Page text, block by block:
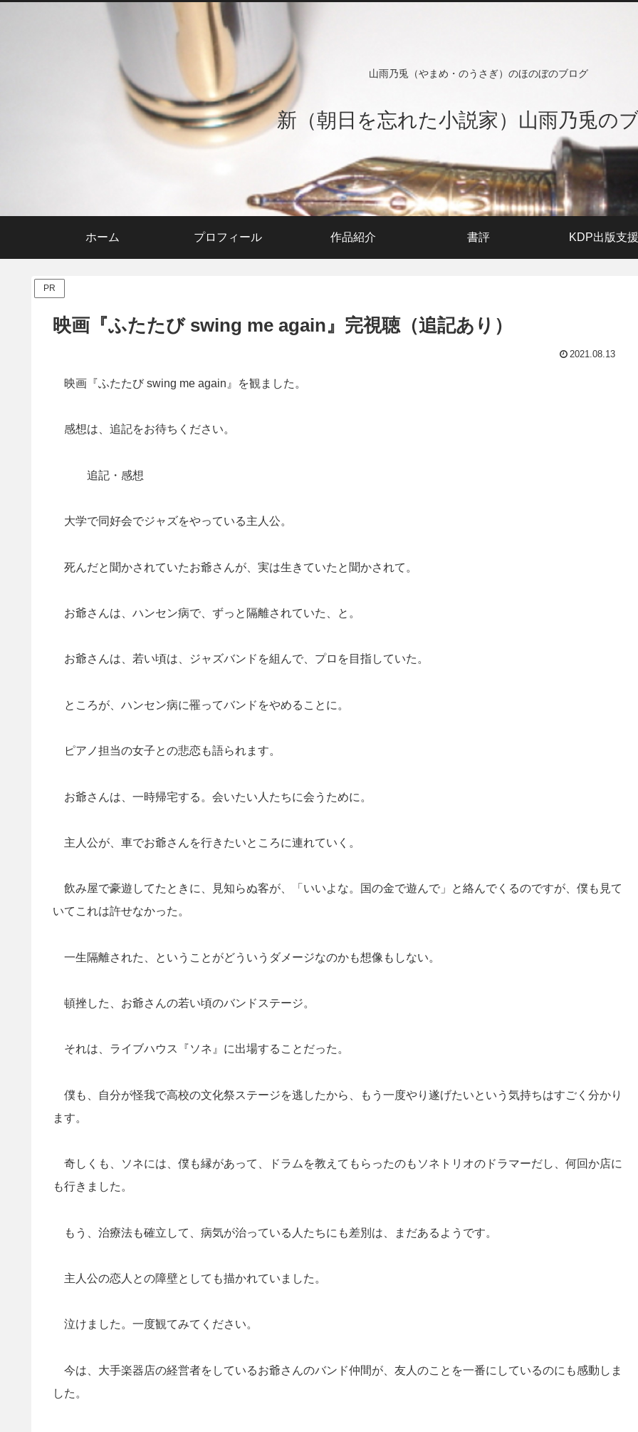
山雨乃兎（やまめ・のうさぎ）のほのぼのブログ
新（朝日を忘れた小説家）山雨乃兎の
ホーム プロフィール 作品紹介 書評 KDP出版支援
PR
映画『ふたたび swing me again』完視聴（追記あり）
2021.08.13
映画『ふたたび swing me again』を観ました。
感想は、追記をお待ちください。
追記・感想
大学で同好会でジャズをやっている主人公。
死んだと聞かされていたお爺さんが、実は生きていたと聞かされて。
お爺さんは、ハンセン病で、ずっと隔離されていた、と。
お爺さんは、若い頃は、ジャズバンドを組んで、プロを目指していた。
ところが、ハンセン病に罹ってバンドをやめることに。
ピアノ担当の女子との悲恋も語られます。
お爺さんは、一時帰宅する。会いたい人たちに会うために。
主人公が、車でお爺さんを行きたいところに連れていく。
飲み屋で豪遊してたときに、見知らぬ客が、「いいよな。国の金で遊んで」と絡んでくるのですが、僕も見て
いてこれは許せなかった。
一生隔離された、ということがどういうダメージなのかも想像もしない。
頓挫した、お爺さんの若い頃のバンドステージ。
それは、ライブハウス『ソネ』に出場することだった。
僕も、自分が怪我で高校の文化祭ステージを逃したから、もう一度やり遂げたいという気持ちはすごく分かり
ます。
奇しくも、ソネには、僕も縁があって、ドラムを教えてもらったのもソネトリオのドラマーだし、何回か店に
も行きました。
もう、治療法も確立して、病気が治っている人たちにも差別は、まだあるようです。
主人公の恋人との障壁としても描かれていました。
泣けました。一度観てみてください。
今は、大手楽器店の経営者をしているお爺さんのバンド仲間が、友人のことを一番にしているのにも感動しま
した。